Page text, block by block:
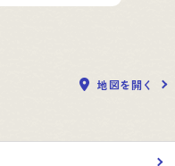
地図を開く